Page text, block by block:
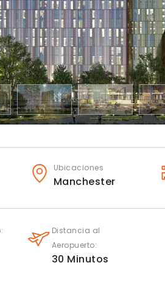
Ubicaciones
Manchester
Distancia al
Aeropuerto:
30 Minutos